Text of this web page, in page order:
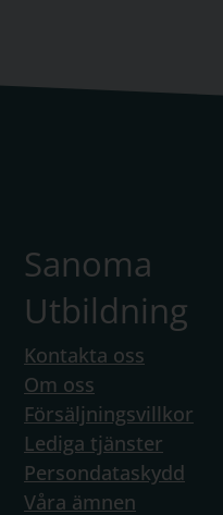
Sanoma
Utbildning
Kontakta oss
Om oss
Försäljningsvillkor
Lediga tjänster
Persondataskydd
Våra ämnen